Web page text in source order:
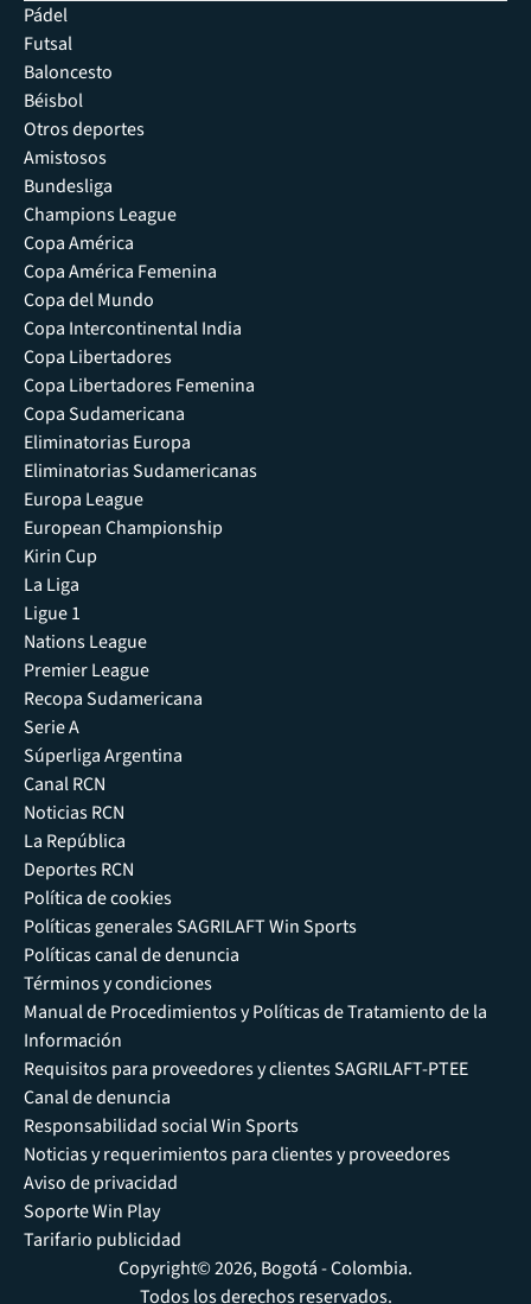
Pádel
Futsal
Baloncesto
Béisbol
Otros deportes
Amistosos
Bundesliga
Champions League
Copa América
Copa América Femenina
Copa del Mundo
Copa Intercontinental India
Copa Libertadores
Copa Libertadores Femenina
Copa Sudamericana
Eliminatorias Europa
Eliminatorias Sudamericanas
Europa League
European Championship
Kirin Cup
La Liga
Ligue 1
Nations League
Premier League
Recopa Sudamericana
Serie A
Súperliga Argentina
Canal RCN
Noticias RCN
La República
Deportes RCN
Política de cookies
Políticas generales SAGRILAFT Win Sports
Políticas canal de denuncia
Términos y condiciones
Manual de Procedimientos y Políticas de Tratamiento de la
Información
Requisitos para proveedores y clientes SAGRILAFT-PTEE
Canal de denuncia
Responsabilidad social Win Sports
Noticias y requerimientos para clientes y proveedores
Aviso de privacidad
Soporte Win Play
Tarifario publicidad
Copyright© 2026, Bogotá - Colombia.
Todos los derechos reservados.